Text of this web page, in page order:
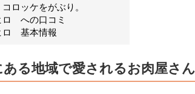
ロッケをがぶり。
ロ への口コミ
ロ 基本情報
ある地域で愛されるお肉屋さん